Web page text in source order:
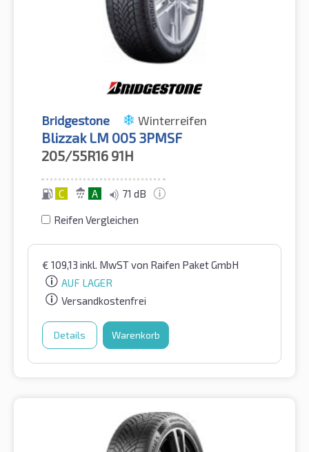
Bridgestone Winterreifen
Blizzak LM 005 3PMSF
205/55R16 91H
C A 71 dB
Reifen Vergleichen
€ 109,13 inkl. MwSTvon Raifen Paket GmbH
AUF LAGER
Versandkostenfrei
Details Warenkorb